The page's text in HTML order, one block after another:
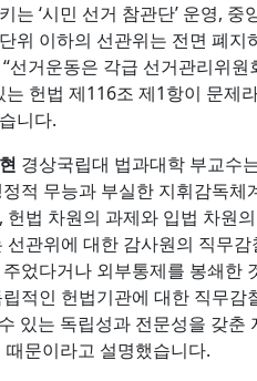
는 ‘시민 선거 참관단’ 운영,
위 이하의 선관위는 전면 폐
선거운동은 각급 선거관리위
헌법 제116조 제1항이 문제
니다.
경상국립대 법과대학 부교수
적 무능과 부실한 지휘감독
헌법 차원의 과제와 입법 차원
선관위에 대한 감사원의 직무
었다거나 외부통제를 봉쇄한
적인 헌법기관에 대한 직무
있는 독립성과 전문성을 갖
때문이라고 설명했습니다.